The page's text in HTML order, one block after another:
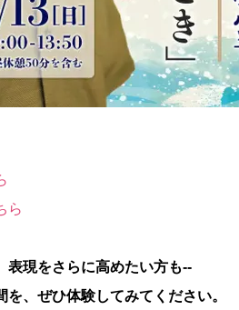
ら
表現をさらに高めたい方も--
、ぜひ体験してみてください。